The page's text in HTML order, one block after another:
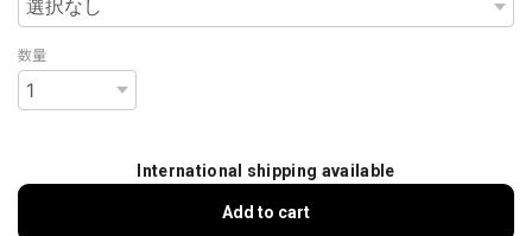
数量
International shipping available
Add to cart